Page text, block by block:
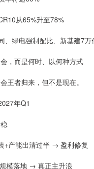
从65%升至78%
、绿电强制配比、新基建7万
，而是何时、以何种方式
王者归来，但不是现在。
年Q1
+产能出清过半 → 盈利修复
模落地 → 真正主升浪